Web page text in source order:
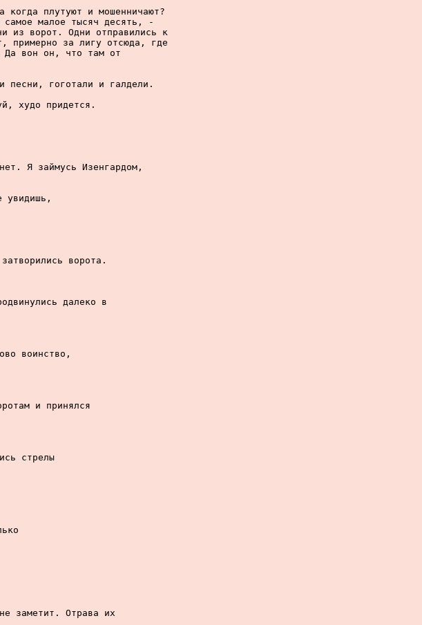
плутуют и мошенничают?
самое малое тысяч десять, -
из ворот. Одни отправились к
примерно за лигу отсюда, где
Да вон он, что там от
песни, гоготали и галдели.
худо придется.
Я займусь Изенгардом,
увидишь,
ворота.
далеко в
воинство,
и принялся
стрелы
заметит. Отрава их